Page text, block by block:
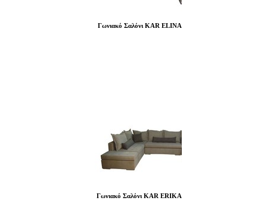
Γωνιακό Σαλόνι KAR ELINA
Γωνιακό Σαλόνι KAR ERIKA